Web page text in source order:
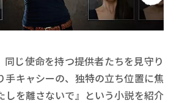
同じ使命を持つ提供者たちを見守り
手キャシーの、独特の立ち位置に焦
しを離さないで』という小説を紹介